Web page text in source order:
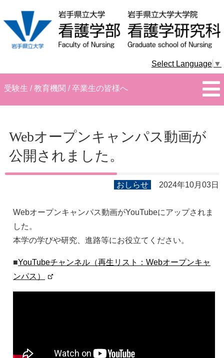
Select Language ▼
受験生 / 教育機関 / 卒業生の皆様へ
Webオープンキャンパス動画が
公開されました。
おしらせ 2024年10月03日
Webオープンキャンパス動画がYouTubeにアップされま
した。
本学の学びや研究、進路等にお役立てください。
■YouTubeチャンネル（再生リスト：Webオープンキャ
ンパス）